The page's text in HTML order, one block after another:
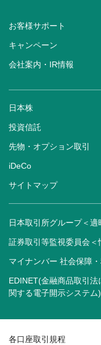
お客様サポート
キャンペーン
会社案内・IR情報
日本株
投資信託
先物・オプション取引
iDeCo
サイトマップ
日本取引所グループ＜
証券取引等監視委員会＜
マイナンバー 社会保障
EDINET(金融商品取引
関する電子開示システム)
各口座取引規程